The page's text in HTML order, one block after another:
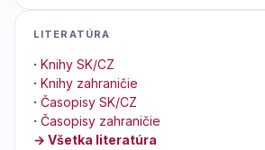
LITERATÚRA
· Knihy SK/CZ
· Knihy zahraničie
· Časopisy SK/CZ
· Časopisy zahraničie
→ Všetka literatúra